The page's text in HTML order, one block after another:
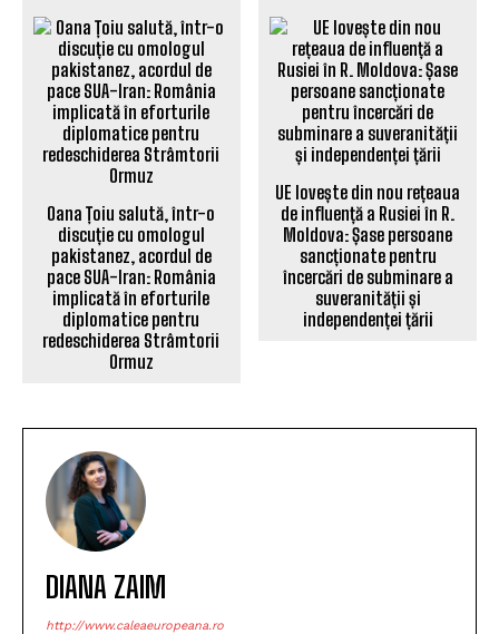
Oana Țoiu salută, într-o
discuție cu omologul
pakistanez, acordul de
pace SUA-Iran: România
implicată în eforturile
diplomatice pentru
redeschiderea Strâmtorii
Ormuz
UE lovește din nou rețeaua
de influență a Rusiei în R.
Moldova: Șase persoane
sancționate pentru
încercări de subminare a
suveranității și
independenței țării
DIANA ZAIM
http://www.caleaeuropeana.ro